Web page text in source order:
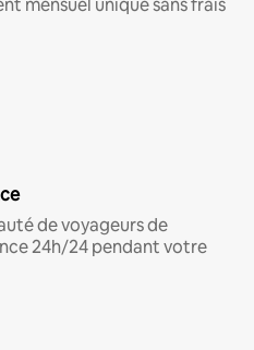
mensuel unique sans frais
de voyageurs de
24h/24 pendant votre